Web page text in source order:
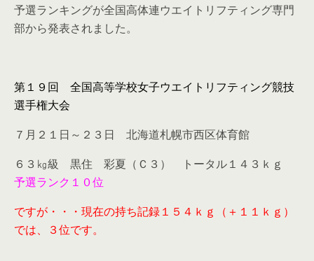
予選ランキングが全国高体連ウエイトリフティング専門
部から発表されました。
第１９回 全国高等学校女子ウエイトリフティング競技
選手権大会
７月２１日～２３日 北海道札幌市西区体育館
６３㎏級 黒住 彩夏（Ｃ３） トータル１４３ｋｇ
予選ランク１０位
ですが・・・現在の持ち記録１５４ｋｇ（＋１１ｋｇ）
では、３位です。